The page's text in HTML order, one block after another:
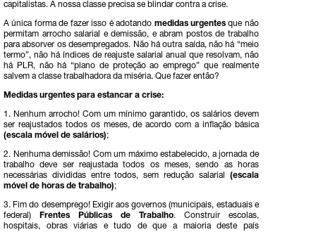
capitalistas. A nossa classe precisa se blindar contra a crise.
A única forma de fazer isso é adotando medidas urgentesque não
permitam arrocho salarial e demissão, e abram postos de trabalho
para absorver os desempregados. Não há outra saída, não há “meio
termo”, não há índices de reajuste salarial anual que resolvam, não
há PLR, não há “plano de proteção ao emprego” que realmente
salvem a classe trabalhadora da miséria. Que fazer então?
Medidas urgentes para estancar a crise:
1. Nenhum arrocho! Com um mínimo garantido, os salários devem
ser reajustados todos os meses, de acordo com a inflação básica
(escala móvel de salários);
2. Nenhuma demissão! Com um máximo estabelecido, a jornada de
trabalho deve ser reajustada todos os meses, sendo as horas
necessárias divididas entre todos, sem redução salarial (escala
móvel de horas de trabalho);
3. Fim do desemprego! Exigir aos governos (municipais, estaduais e
federal)
Frentes Públicas de Trabalho. Construir escolas,
hospitais, obras viárias e tudo de que a maioria deste país